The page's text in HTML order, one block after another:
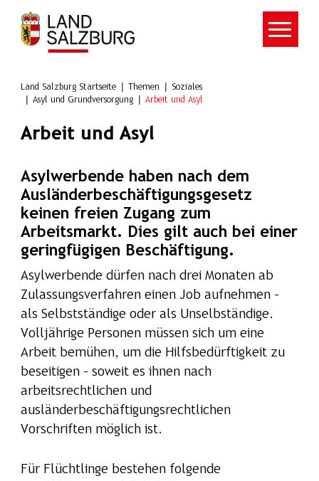
Zum Hauptinhalt springen
Land Salzburg Startseite Themen
Soziales
Asyl und Grundversorgung
Arbeit und Asyl
Arbeit und Asyl
Asylwerbende haben nach dem
Ausländerbeschäftigungsgesetz
keinen freien Zugang zum
Arbeitsmarkt. Dies gilt auch bei einer
geringfügigen Beschäftigung.
Asylwerbende dürfen nach drei Monaten ab
Zulassungsverfahren einen Job aufnehmen –
als Selbstständige oder als Unselbständige.
Volljährige Personen müssen sich um eine
Arbeit bemühen, um die Hilfsbedürftigkeit zu
beseitigen – soweit es ihnen nach
arbeitsrechtlichen und
ausländerbeschäftigungsrechtlichen
Vorschriften möglich ist.
Für Flüchtlinge bestehen folgende